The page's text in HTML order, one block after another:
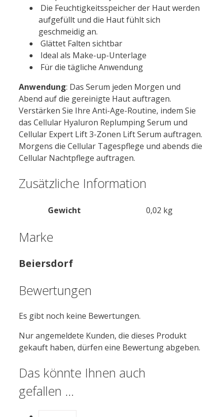
Die Feuchtigkeitsspeicher der Haut werden
aufgefüllt und die Haut fühlt sich
geschmeidig an.
Glättet Falten sichtbar
Ideal als Make-up-Unterlage
Für die tägliche Anwendung
Anwendung: Das Serum jeden Morgen und
Abend auf die gereinigte Haut auftragen.
Verstärken Sie Ihre Anti-Age-Routine, indem Sie
das Cellular Hyaluron Replumping Serum und
Cellular Expert Lift 3-Zonen Lift Serum auftragen.
Morgens die Cellular Tagespflege und abends die
Cellular Nachtpflege auftragen.
Zusätzliche Information
Gewicht 0,02 kg
Marke
Beiersdorf
Bewertungen
Es gibt noch keine Bewertungen.
Nur angemeldete Kunden, die dieses Produkt
gekauft haben, dürfen eine Bewertung abgeben.
Das könnte Ihnen auch
gefallen …